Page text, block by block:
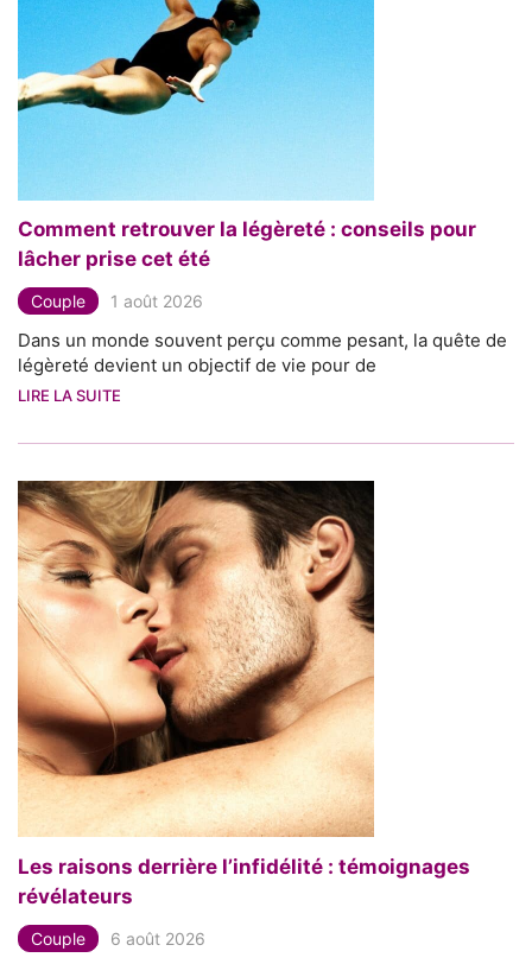
Comment retrouver la légèreté : conseils pour
lâcher prise cet été
Couple 1 août 2026
Dans un monde souvent perçu comme pesant, la quête de
légèreté devient un objectif de vie pour de
LIRE LA SUITE
Les raisons derrière l’infidélité : témoignages
révélateurs
Couple 6 août 2026